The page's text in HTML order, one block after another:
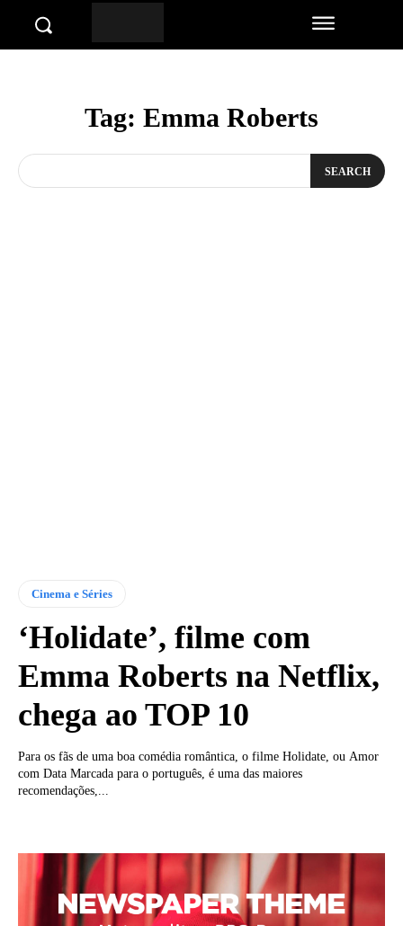
Tag: Emma Roberts
SEARCH
Cinema e Séries
‘Holidate’, filme com
Emma Roberts na Netflix,
chega ao TOP 10
Para os fãs de uma boa comédia romântica, o filme Holidate, ou Amor
com Data Marcada para o português, é uma das maiores
recomendações,...